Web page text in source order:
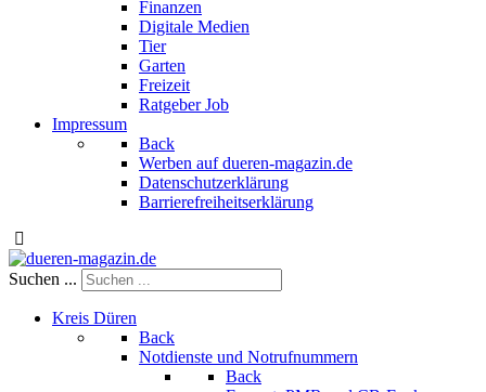
Finanzen
Digitale Medien
Tier
Garten
Freizeit
Ratgeber Job
Impressum
Back
Werben auf dueren-magazin.de
Datenschutzerklärung
Barrierefreiheitserklärung
Suchen ...
Kreis Düren
Back
Notdienste und Notrufnummern
Back